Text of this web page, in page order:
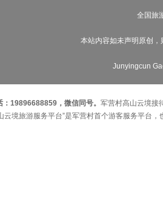
全国旅
本站内容如未声明原创
Junyingcun
19896688859，微信同号。 军营村高山云境接
云境旅游服务平台”是军营村首个游客服务平台